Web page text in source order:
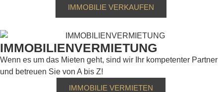
IMMOBILIE VERKAUFEN
IMMOBILIENVERMIETUNG
Wenn es um das Mieten geht, sind wir Ihr kompetenter Partner
und betreuen Sie von A bis Z!
IMMOBILIE VERMIETEN